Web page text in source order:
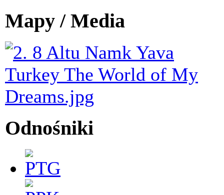
Mapy / Media
Odnośniki